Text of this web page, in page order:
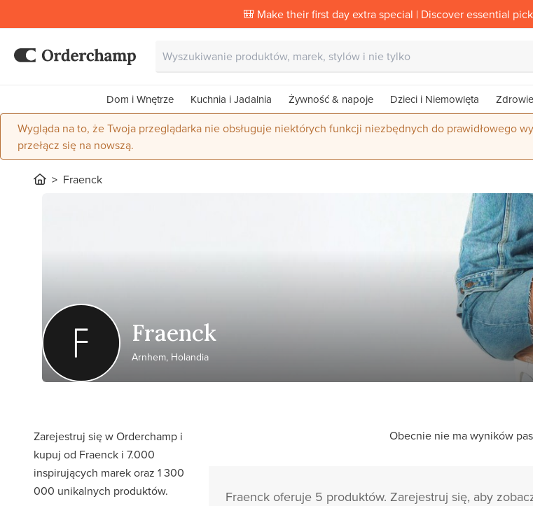
🎒 Make their first day extra special | Discover essential
Dom i Wnętrze Kuchnia i Jadalnia Żywność & napoje Dzieci i Niemowlęta
Wygląda na to, że Twoja przeglądarka nie obsługuje niektórych funkcji niezbędnych do prawidłowego
przełącz się na nowszą.
Fraenck
Fraenck
Arnhem, Holandia
Zarejestruj się w Orderchamp i
kupuj od Fraenck i 7.000
inspirujących marek oraz 1 300
000 unikalnych produktów.
Obecnie nie ma wyników
Fraenck oferuje 5 produktów. Zarejestruj się, aby